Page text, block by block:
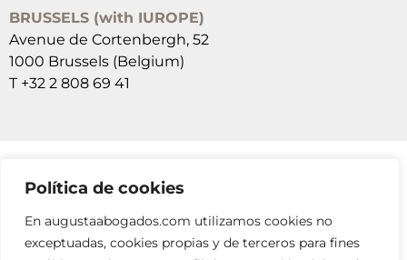
Política de cookies
En augustaabogados.com utilizamos cookies no
exceptuadas, cookies propias y de terceros para fines
BRUSSELS (with IUROPE)
Avenue de Cortenbergh, 52
1000 Brussels (Belgium)
T +32 2 808 69 41
SUSCRÍBETE A NUESTRAS NEWSLETTERS
RELLENA EL FORMULARIO